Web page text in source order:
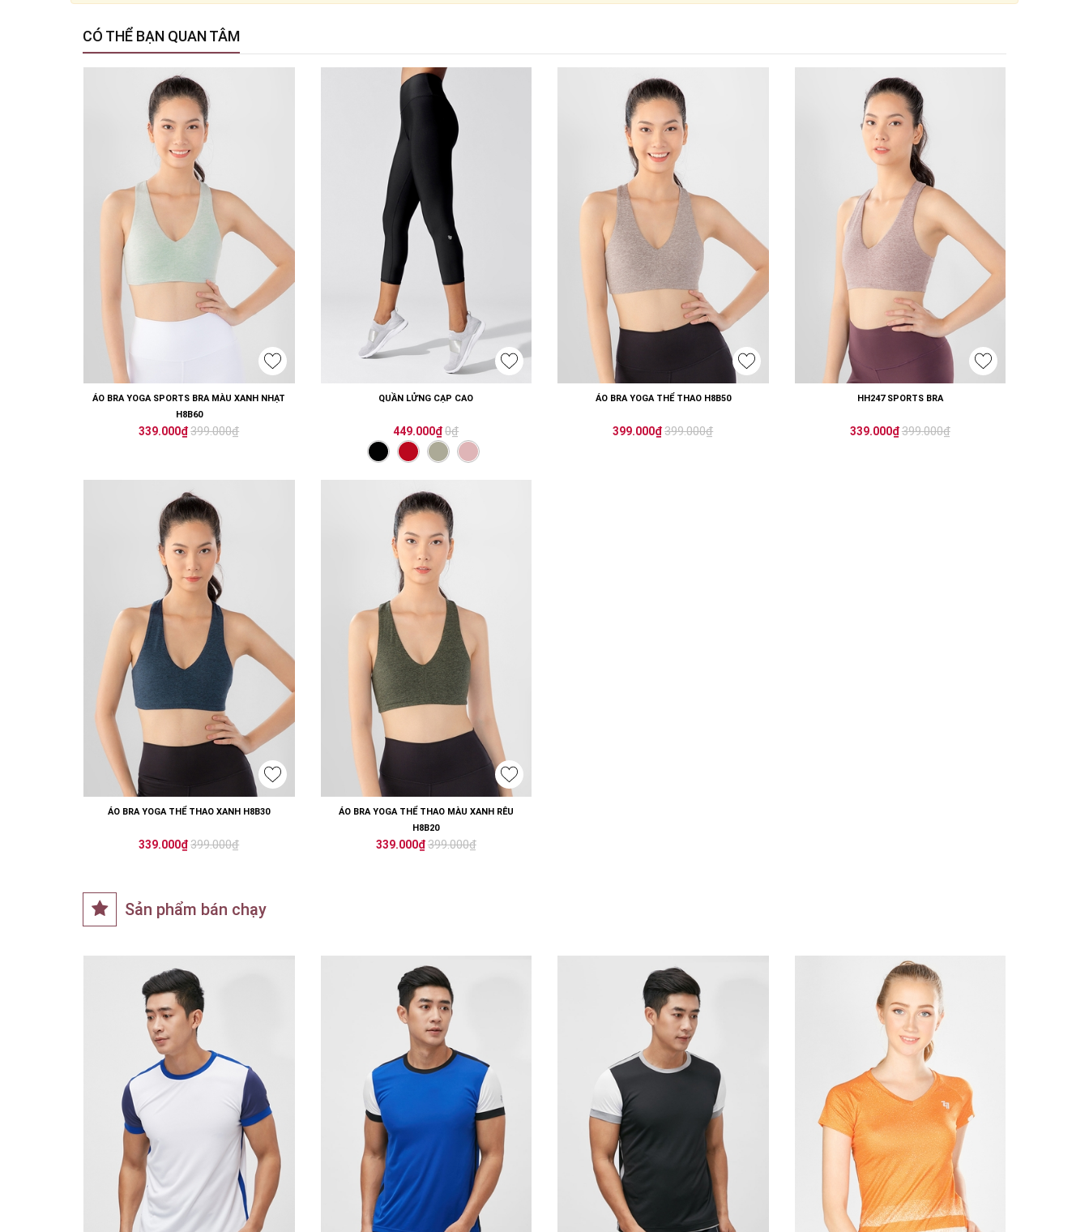
CÓ THỂ BẠN QUAN TÂM
ÁO BRA YOGA SPORTS BRA MÀU XANH NHẠT
H8B60
339.000₫ 399.000₫
QUẦN LỬNG CẠP CAO
449.000₫ 0₫
ÁO BRA YOGA THỂ THAO H8B50
399.000₫ 399.000₫
HH247 SPORTS BRA
339.000₫ 399.000₫
ÁO BRA YOGA THỂ THAO XANH H8B30
339.000₫ 399.000₫
ÁO BRA YOGA THỂ THAO MÀU XANH RÊU
H8B20
339.000₫ 399.000₫
Sản phẩm bán chạy